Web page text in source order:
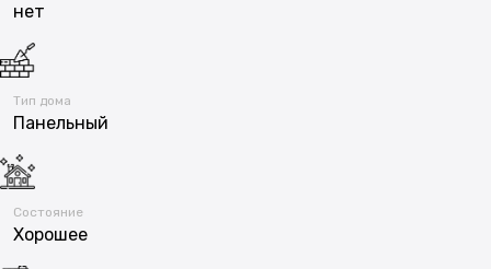
нет
Тип дома
Панельный
Состояние
Хорошее